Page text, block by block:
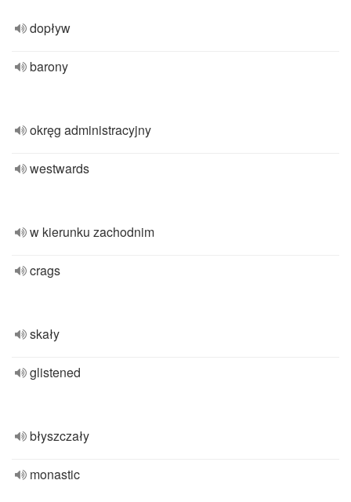
dopływ
barony
okręg administracyjny
westwards
w kierunku zachodnim
crags
skały
glistened
błyszczały
monastic